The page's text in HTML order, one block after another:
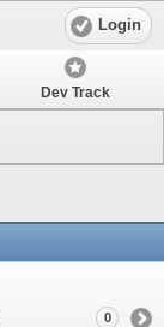
Login
Dev Track
0